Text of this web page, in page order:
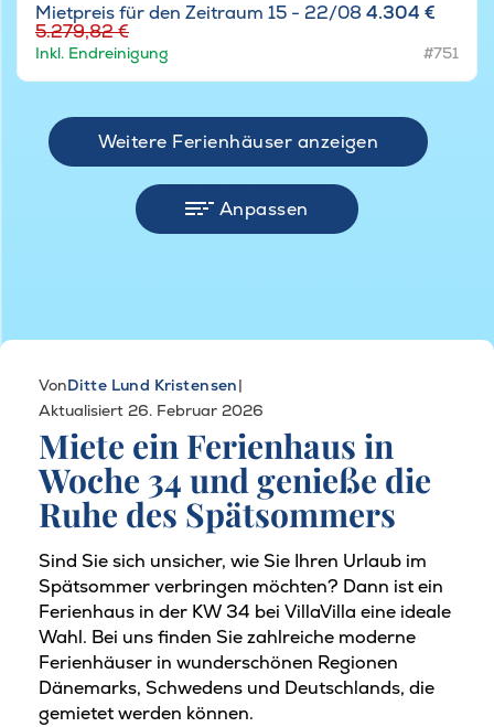
Mietpreis für den Zeitraum 15 - 22/084.304 €
5.279,82 €
Inkl. Endreinigung #751
Weitere Ferienhäuser anzeigen
Anpassen
VonDitte Lund Kristensen|
Aktualisiert 26. Februar 2026
Miete ein Ferienhaus in
Woche 34 und genieße die
Ruhe des Spätsommers
Sind Sie sich unsicher, wie Sie Ihren Urlaub im
Spätsommer verbringen möchten? Dann ist ein
Ferienhaus in der KW 34 bei VillaVilla eine ideale
Wahl. Bei uns finden Sie zahlreiche moderne
Ferienhäuser in wunderschönen Regionen
Dänemarks, Schwedens und Deutschlands, die
gemietet werden können.